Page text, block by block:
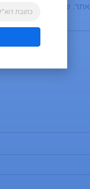
שדות החובה מסומנים